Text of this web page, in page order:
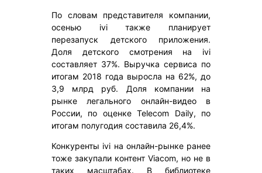
По словам представителя компании,
осенью ivi также планирует
перезапуск детского приложения.
Доля детского смотрения на ivi
составляет 37%. Выручка сервиса по
итогам 2018 года выросла на 62%, до
3,9 млрд руб. Доля компании на
рынке легального онлайн-видео в
России, по оценке Telecom Daily, по
итогам полугодия составила 26,4%.
Конкуренты ivi на онлайн-рынке ранее
тоже закупали контент Viacom, но не в
таких масштабах. В библиотеке